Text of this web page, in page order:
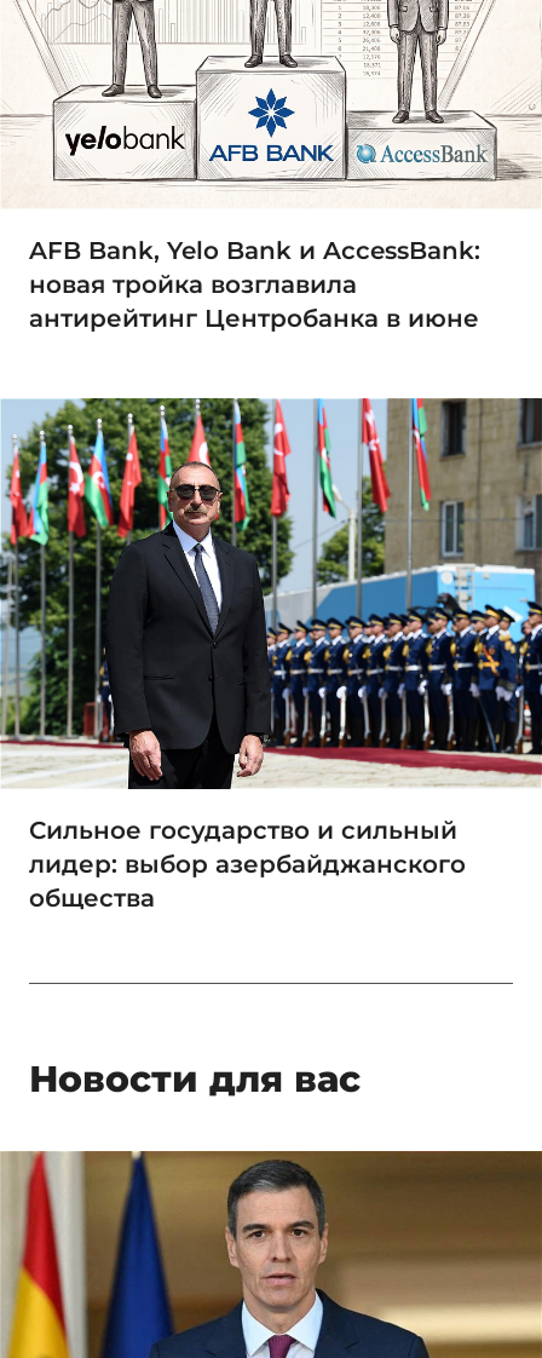
AFB Bank, Yelo Bank и AccessBank:
новая тройка возглавила
антирейтинг Центробанка в июне
Сильное государство и сильный
лидер: выбор азербайджанского
общества
Новости для вас